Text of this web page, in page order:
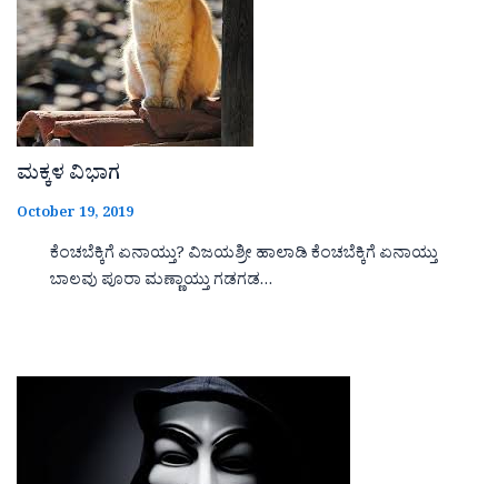
ಮಕ್ಕಳ ವಿಭಾಗ
October 19, 2019
ಕೆಂಚಬೆಕ್ಕಿಗೆ ಏನಾಯ್ತು? ವಿಜಯಶ್ರೀ ಹಾಲಾಡಿ ಕೆಂಚಬೆಕ್ಕಿಗೆ ಏನಾಯ್ತು
ಬಾಲವು ಪೂರಾ ಮಣ್ಣಾಯ್ತು ಗಡಗಡ…